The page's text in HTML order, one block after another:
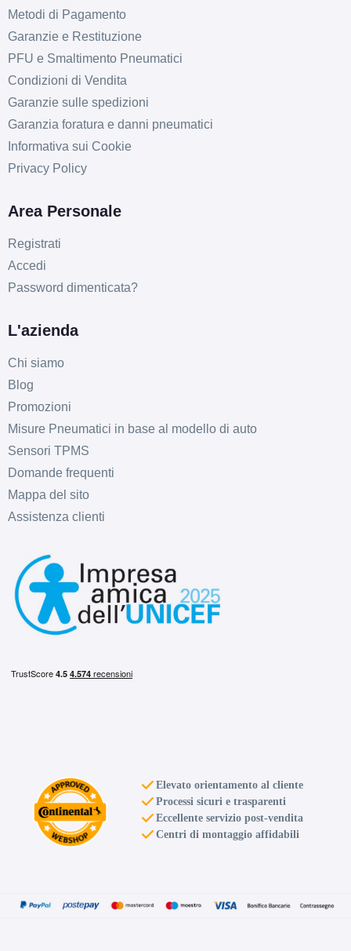
Metodi di Pagamento
Garanzie e Restituzione
PFU e Smaltimento Pneumatici
Condizioni di Vendita
Garanzie sulle spedizioni
Garanzia foratura e danni pneumatici
Informativa sui Cookie
Privacy Policy
Area Personale
Registrati
Accedi
Password dimenticata?
L'azienda
Chi siamo
Blog
Promozioni
Misure Pneumatici in base al modello di auto
Sensori TPMS
Domande frequenti
Mappa del sito
Assistenza clienti
Elevato orientamento al cliente
Processi sicuri e trasparenti
Eccellente servizio post-vendita
Centri di montaggio affidabili